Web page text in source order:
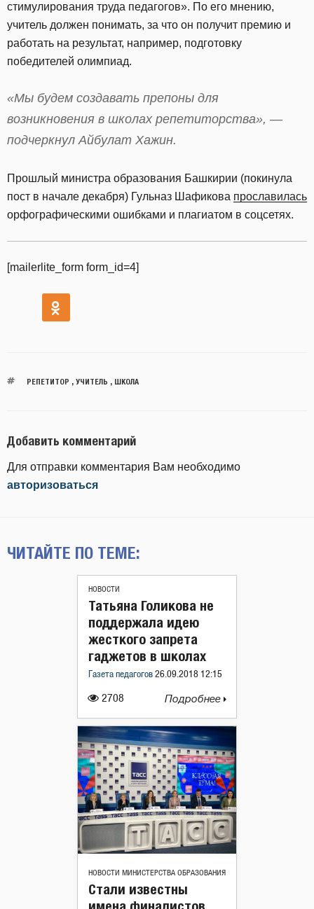
стимулирования труда педагогов». По его мнению,
учитель должен понимать, за что он получит премию и
работать на результат, например, подготовку
победителей олимпиад.
«Мы будем создавать препоны для
возникновения в школах репетиторства», —
подчеркнул Айбулат Хажин.
Прошлый министра образования Башкирии (покинула
пост в начале декабря) Гульназ Шафикова прославилась
орфографическими ошибками и плагиатом в соцсетях.
[mailerlite_form form_id=4]
РЕПЕТИТОР , УЧИТЕЛЬ , ШКОЛА
Добавить комментарий
Для отправки комментария Вам необходимо
авторизоваться
ЧИТАЙТЕ ПО ТЕМЕ:
НОВОСТИ
2708
Татьяна Голикова не
поддержала идею
жесткого запрета
гаджетов в школах
Газета педагогов 26.09.2018 12:15
Подробнее
НОВОСТИ МИНИСТЕРСТВА ОБРАЗОВАНИЯ
Стали известны
имена финалистов